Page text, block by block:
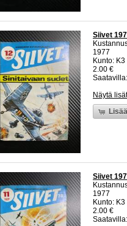
Siivet
1977
Kunto:
2.00 €
Näytä
Siivet
1977
Kunto:
2.00 €